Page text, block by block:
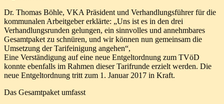
Dr. Thomas Böhle, VKA Präsident und Verhandlungsführer für die
kommunalen Arbeitgeber erklärte: „Uns ist es in den drei
Verhandlungsrunden gelungen, ein sinnvolles und annehmbares
Gesamtpaket zu schnüren, und wir können nun gemeinsam die
Umsetzung der Tarifeinigung angehen“,
Eine Verständigung auf eine neue Entgeltordnung zum TVöD
konnte ebenfalls im Rahmen dieser Tarifrunde erzielt werden. Die
neue Entgeltordnung tritt zum 1. Januar 2017 in Kraft.
Das Gesamtpaket umfasst